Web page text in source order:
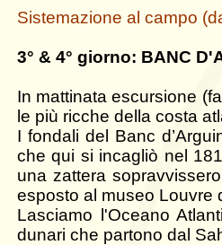
Sistemazione al campo
3° & 4° giorno: BANC
In mattinata escursione
le più ricche della costa
I fondali del Banc
che qui si incagliò nel
una zattera
esposto al museo Louvre
Lasciamo l'Oceano
dunari che partono dal